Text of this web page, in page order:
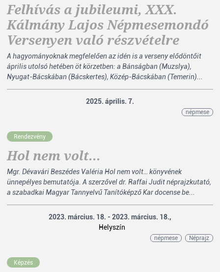
Felhívás a jubileumi, XXX.
Kálmány Lajos Népmesemondó
Versenyen való részvételre
A hagyományoknak megfelelően az idén is a verseny elődöntőit
április utolsó hetében öt körzetben: a Bánságban (Muzslya),
Nyugat-Bácskában (Bácskertes), Közép-Bácskában (Temerin)...
2025. április. 7.
népmese
Rendezvény
Hol nem volt...
Mgr. Dévavári Beszédes Valéria Hol nem volt… könyvének
ünnepélyes bemutatója. A szerzővel dr. Raffai Judit néprajzkutató,
a szabadkai Magyar Tannyelvű Tanítóképző Kar docense be...
2023. március. 18. - 2023. március. 18.,
Helyszín
népmese Néprajz
Képzés